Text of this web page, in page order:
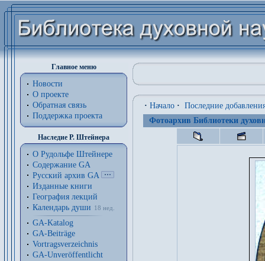
Главное меню
Новости
О проекте
Обратная связь
Поддержка проекта
Наследие Р. Штейнера
О Рудольфе Штейнере
Содержание GA
Русский архив GA
Изданные книги
География лекций
Календарь души
18 нед.
GA-Katalog
GA-Beiträge
Vortragsverzeichnis
GA-Unveröffentlicht
· Начало · Последние
Фотоархив Библиотеки